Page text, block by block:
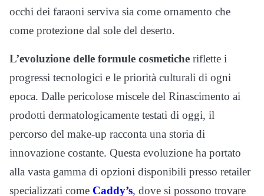
occhi dei faraoni serviva sia come ornamento che
come protezione dal sole del deserto.
L’evoluzione delle formule cosmetiche riflette i
progressi tecnologici e le priorità culturali di ogni
epoca. Dalle pericolose miscele del Rinascimento ai
prodotti dermatologicamente testati di oggi, il
percorso del make-up racconta una storia di
innovazione costante. Questa evoluzione ha portato
alla vasta gamma di opzioni disponibili presso retailer
specializzati come Caddy’s, dove si possono trovare